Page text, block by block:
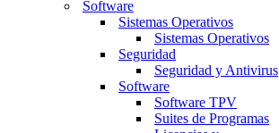
Software
Sistemas Operativos
Sistemas Operativos
Seguridad
Seguridad y Antivirus
Software
Software TPV
Suites de Programas